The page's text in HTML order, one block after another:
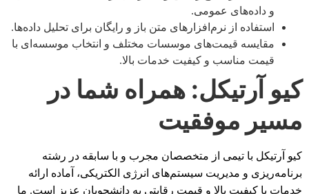
و داده‌های عمومی.
استفاده از نرم‌افزارهای متن باز و رایگان برای تحلیل داده‌ها.
مقایسه قیمت‌های موسسات مختلف و انتخاب موسسه‌ای با
قیمت مناسب و کیفیت خدمات بالا.
کیو آرتیکل: همراه شما در
مسیر موفقیت
کیو آرتیکل با تیمی از متخصصان مجرب و با سابقه در رشته
برنامه‌ریزی و مدیریت سیستم‌های انرژی الکتریکی، آماده ارائه
خدمات با کیفیت بالا و قیمت رقابتی به دانشجویان عزیز است. ما